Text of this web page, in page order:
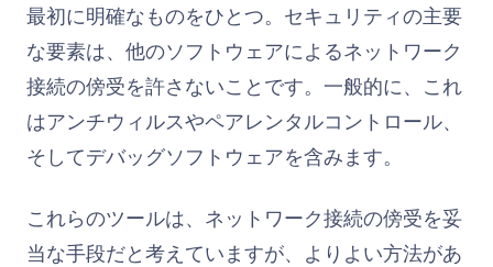
最初に明確なものをひとつ。セキュリティの主要
な要素は、他のソフトウェアによるネットワーク
接続の傍受を許さないことです。一般的に、これ
はアンチウィルスやペアレンタルコントロール、
そしてデバッグソフトウェアを含みます。
これらのツールは、ネットワーク接続の傍受を妥
当な手段だと考えていますが、よりよい方法があ